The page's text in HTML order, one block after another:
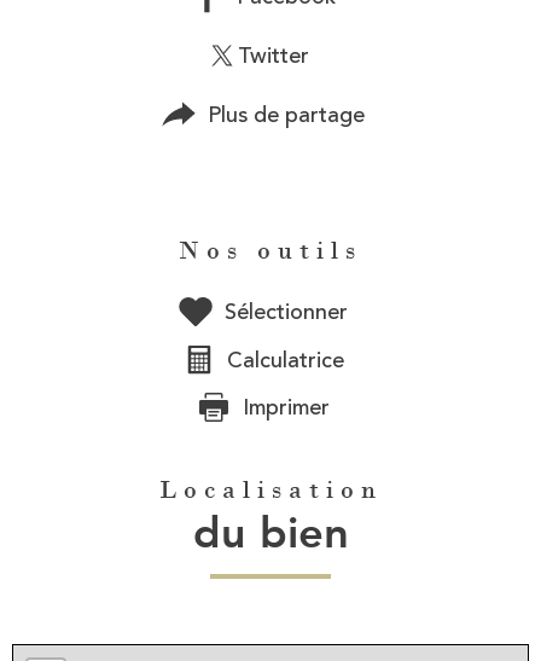
Twitter
Plus de partage
Nos outils
Sélectionner
Calculatrice
Imprimer
Localisation
du bien